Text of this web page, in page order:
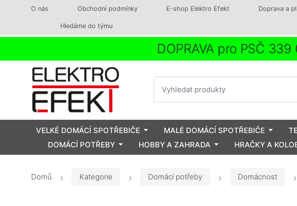
O nás Obchodní podmínky E-shop Elektro Efekt Doprava a
Hledáme do týmu
DOPRAVA pro PSČ
VELKÉ DOMÁCÍ SPOTŘEBIČE MALÉ DOMÁCÍ SPOTŘEBIČE
DOMÁCÍ POTŘEBY
HOBBY A ZAHRADA HRAČKY A
Domů Kategorie Domácí potřeby Domácnost